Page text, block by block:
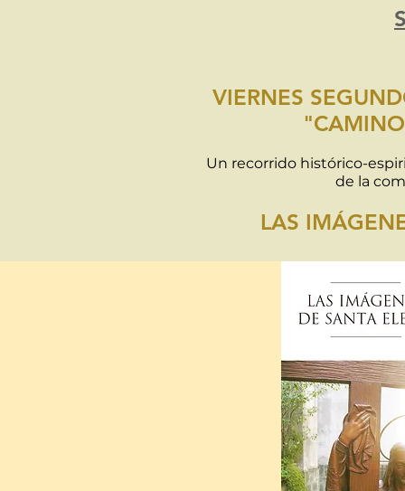
VIERNES
Un recorrido histórico-
de la
LAS